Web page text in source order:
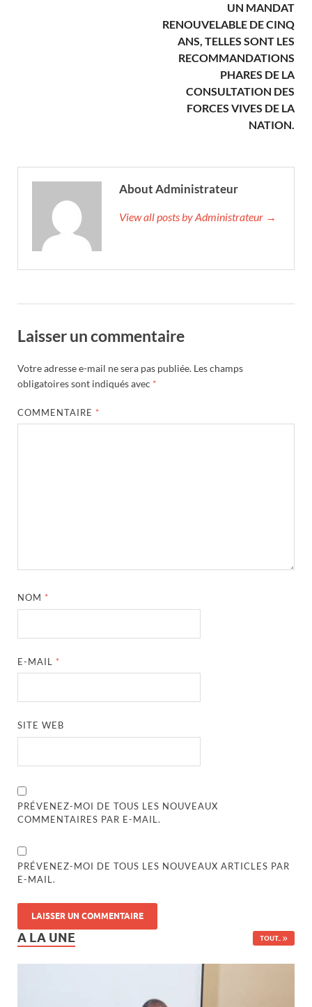
UN MANDAT
RENOUVELABLE DE CINQ
ANS, TELLES SONT LES
RECOMMANDATIONS
PHARES DE LA
CONSULTATION DES
FORCES VIVES DE LA
NATION.
About Administrateur
View all posts by Administrateur →
Laisser un commentaire
Votre adresse e-mail ne sera pas publiée. Les champs
obligatoires sont indiqués avec *
COMMENTAIRE *
NOM *
E-MAIL *
SITE WEB
PRÉVENEZ-MOI DE TOUS LES NOUVEAUX
COMMENTAIRES PAR E-MAIL.
PRÉVENEZ-MOI DE TOUS LES NOUVEAUX ARTICLES PAR
E-MAIL.
A LA UNE TOUT..